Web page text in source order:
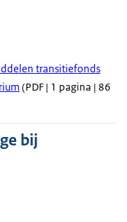
transitiefonds
(PDF | 1 pagina | 86
bij